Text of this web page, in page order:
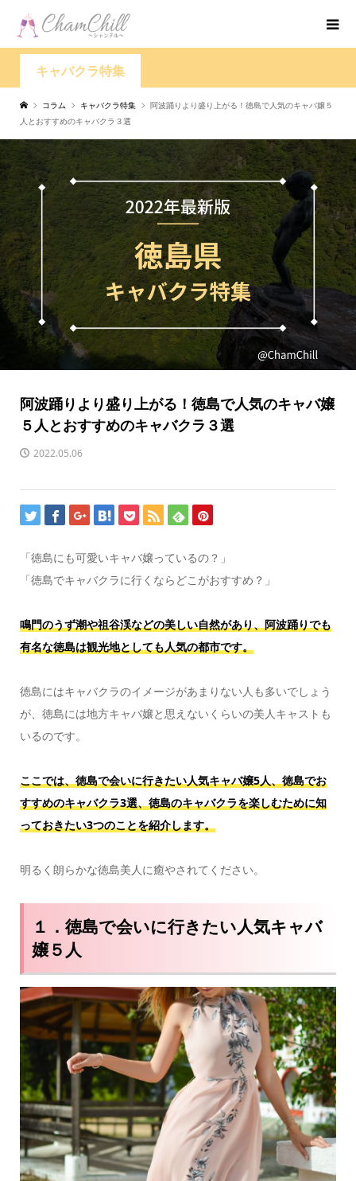
キャバクラ特集
コラム キャバクラ特集
阿波踊りより盛り上がる！徳島で人気のキャバ嬢５
人とおすすめのキャバクラ３選
阿波踊りより盛り上がる！徳島で人気のキャバ嬢
５人とおすすめのキャバクラ３選
2022.05.06
「徳島にも可愛いキャバ嬢っているの？」
「徳島でキャバクラに行くならどこがおすすめ？」
鳴門のうず潮や祖谷渓などの美しい自然があり、阿波踊りでも
有名な徳島は観光地としても人気の都市です。
徳島にはキャバクラのイメージがあまりない人も多いでしょう
が、徳島には地方キャバ嬢と思えないくらいの美人キャストも
いるのです。
ここでは、徳島で会いに行きたい人気キャバ嬢5人、徳島でお
すすめのキャバクラ3選、徳島のキャバクラを楽しむために知
っておきたい3つのことを紹介します。
明るく朗らかな徳島美人に癒やされてください。
１．徳島で会いに行きたい人気キャバ
嬢５人